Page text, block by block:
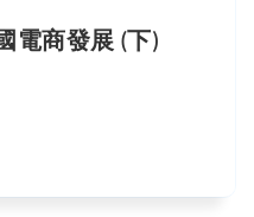
電商發展 (下)